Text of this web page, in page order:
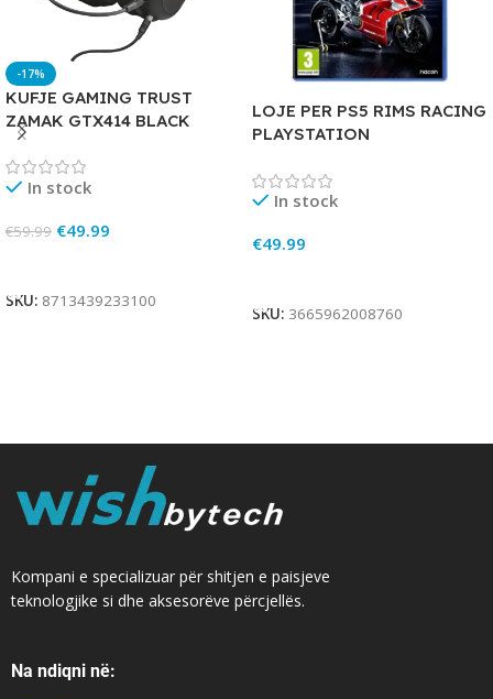
-17%
KUFJE GAMING TRUST
ZAMAK GTX414 BLACK
In stock
€59.99 €49.99
SKU: 8713439233100
LOJE PER PS5 RIMS RACING
PLAYSTATION
In stock
€49.99
SKU: 3665962008760
Kompani e specializuar për shitjen e paisjeve
teknologjike si dhe aksesorëve përcjellës.
Na ndiqni në: